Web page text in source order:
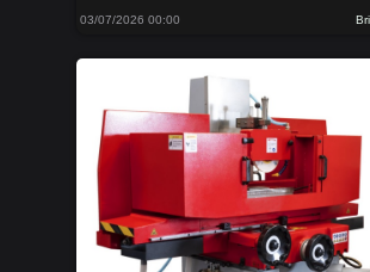
03/07/2026 00:00